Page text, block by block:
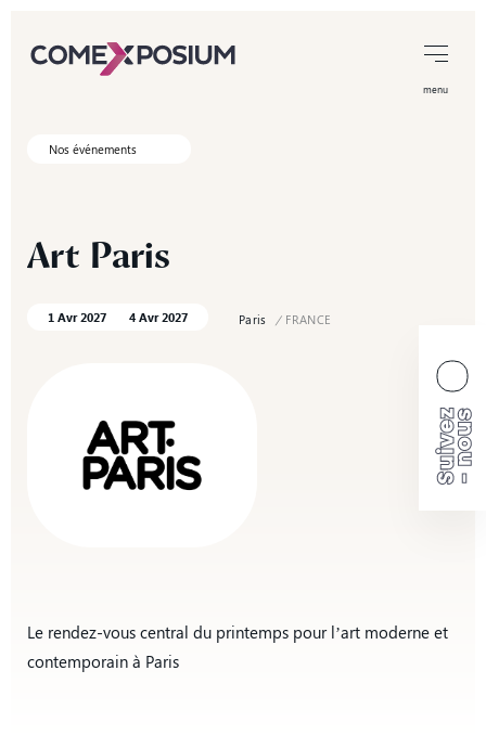
menu
Nos événements
Art Paris
1 Avr 2027 4 Avr 2027 Paris / FRANCE
Le rendez-vous central du printemps pour l’art moderne et
contemporain à Paris